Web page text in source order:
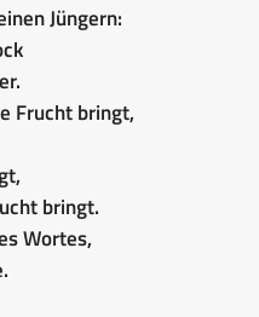
Jüngern:
Frucht bringt,
bringt.
Wortes,